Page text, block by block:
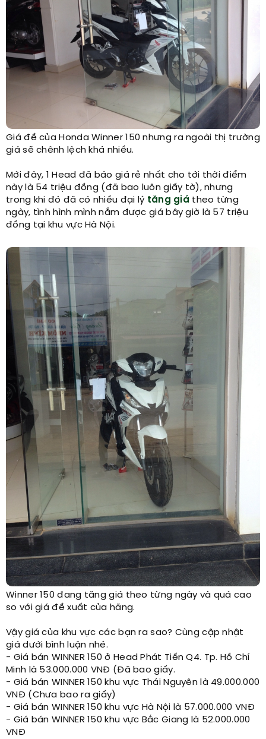
Giá đề của Honda Winner 150 nhưng ra ngoài thị trường
giá sẽ chênh lệch khá nhiều.​
Mới đây, 1 Head đã báo giá rẻ nhất cho tới thời điểm
này là 54 triệu đồng (đã bao luôn giấy tờ), nhưng
trong khi đó đã có nhiều đại lý tăng giá theo từng
ngày, tình hình mình nắm được giá bây giờ là 57 triệu
đồng tại khu vực Hà Nội.
Winner 150 đang tăng giá theo từng ngày và quá cao
so với giá đề xuất của hãng.​
Vậy giá của khu vực các bạn ra sao? Cùng cập nhật
giá dưới bình luận nhé.
- Giá bán WINNER 150 ở Head Phát Tiến Q4. Tp. Hồ Chí
Minh là 53.000.000 VNĐ (Đã bao giấy.
- Giá bán WINNER 150 khu vực Thái Nguyên là 49.000.000
VNĐ (Chưa bao ra giấy)
- Giá bán WINNER 150 khu vực Hà Nội là 57.000.000 VNĐ
- Giá bán WINNER 150 khu vực Bắc Giang là 52.000.000
VNĐ